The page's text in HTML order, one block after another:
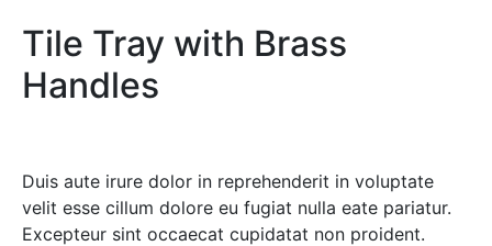
Tile Tray with Brass
Handles
Duis aute irure dolor in reprehenderit in voluptate
velit esse cillum dolore eu fugiat nulla eate pariatur.
Excepteur sint occaecat cupidatat non proident.